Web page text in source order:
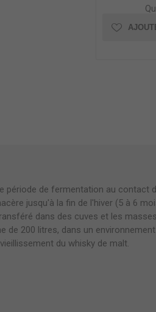
période de fermentation au contact
jusqu'à la fin de l'hiver (5 à 6
dans des cuves et les masses
de 200 litres, dans un environnement
du whisky de malt.